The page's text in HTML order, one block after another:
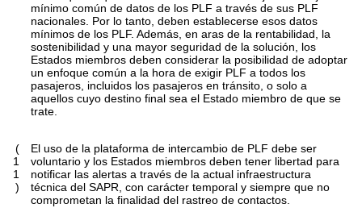
mínimo común de datos de los PLF a través de sus PLF
nacionales. Por lo tanto, deben establecerse esos datos
mínimos de los PLF. Además, en aras de la rentabilidad, la
sostenibilidad y una mayor seguridad de la solución, los
Estados miembros deben considerar la posibilidad de adoptar
un enfoque común a la hora de exigir PLF a todos los
pasajeros, incluidos los pasajeros en tránsito, o solo a
aquellos cuyo destino final sea el Estado miembro de que se
trate.
(
1
1
)
El uso de la plataforma de intercambio de PLF debe ser
voluntario y los Estados miembros deben tener libertad para
notificar las alertas a través de la actual infraestructura
técnica del SAPR, con carácter temporal y siempre que no
comprometan la finalidad del rastreo de contactos.